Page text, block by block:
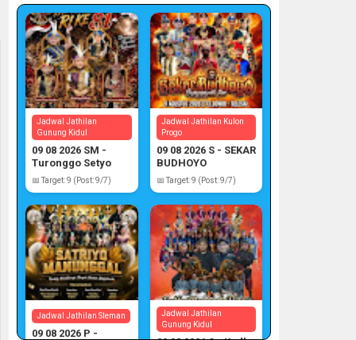
Jadwal Jathilan
Gunung Kidul
09 08 2026 SM -
Turonggo Setyo
Manunggal
📅 Target: 9 (Post: 9/7)
Jadwal Jathilan Kulon
Progo
09 08 2026 S - SEKAR
BUDHOYO
📅 Target: 9 (Post: 9/7)
Jadwal Jathilan Sleman
09 08 2026 P -
Jadwal Jathilan
Gunung Kidul